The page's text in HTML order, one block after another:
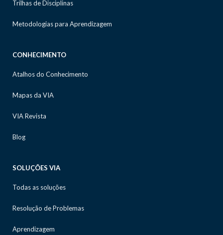
Trilhas de Disciplinas
Metodologias para Aprendizagem
CONHECIMENTO
Atalhos do Conhecimento
Mapas da VIA
VIA Revista
Blog
SOLUÇÕES VIA
Todas as soluções
Resolução de Problemas
Aprendizagem